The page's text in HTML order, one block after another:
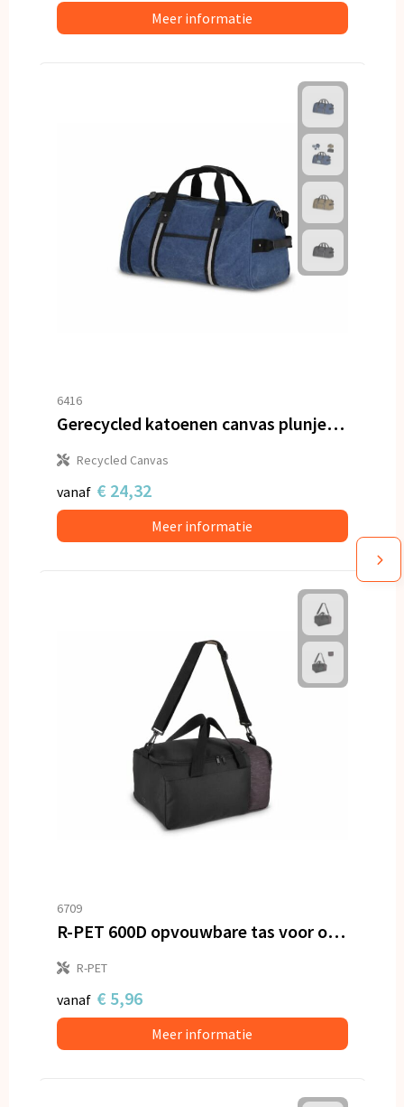
Meer informatie
6416
Gerecycled katoenen canvas plunjezak Harper
Recycled Canvas
vanaf € 24,32
Meer informatie
6709
R-PET 600D opvouwbare tas voor onder de stoel 20L
R-PET
vanaf € 5,96
Meer informatie